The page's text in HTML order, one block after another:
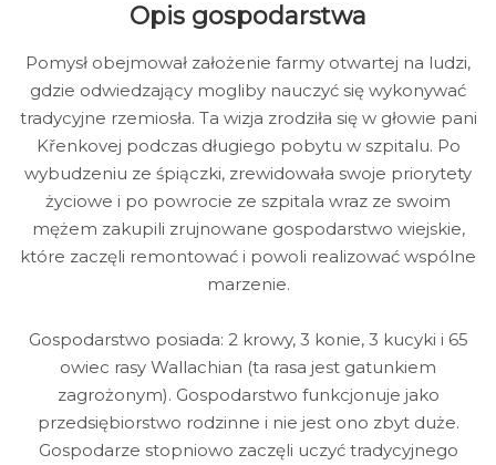
Opis gospodarstwa
Pomysł obejmował założenie farmy otwartej na ludzi,
gdzie odwiedzający mogliby nauczyć się wykonywać
tradycyjne rzemiosła. Ta wizja zrodziła się w głowie pani
Křenkovej podczas długiego pobytu w szpitalu. Po
wybudzeniu ze śpiączki, zrewidowała swoje priorytety
życiowe i po powrocie ze szpitala wraz ze swoim
mężem zakupili zrujnowane gospodarstwo wiejskie,
które zaczęli remontować i powoli realizować wspólne
marzenie.
Gospodarstwo posiada: 2 krowy, 3 konie, 3 kucyki i 65
owiec rasy Wallachian (ta rasa jest gatunkiem
zagrożonym). Gospodarstwo funkcjonuje jako
przedsiębiorstwo rodzinne i nie jest ono zbyt duże.
Gospodarze stopniowo zaczęli uczyć tradycyjnego